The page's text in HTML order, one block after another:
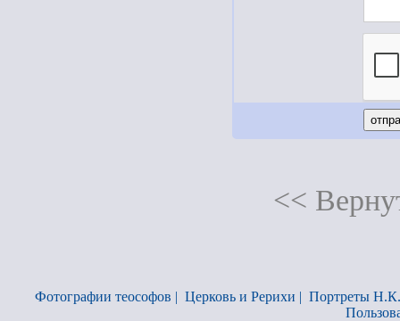
<<
Фотографии теософов | Церковь и Рерихи | Портреты